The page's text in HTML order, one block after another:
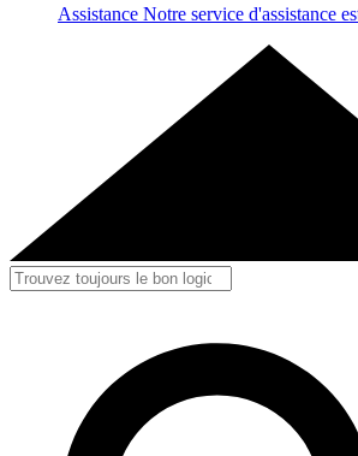
Assistance Notre service d'assistance